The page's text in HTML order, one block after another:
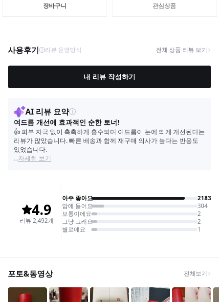
장바구니 관심상품